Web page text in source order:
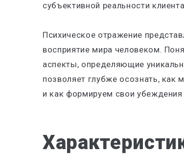
субъективной реальности
Психическое отражение
восприятие мира человеком.
аспекты, определяющие
позволяет глубже осознать,
и как формируем свои